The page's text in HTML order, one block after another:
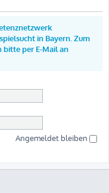
in Bayern. Zum
bitte per E-Mail an
Angemeldet bleiben